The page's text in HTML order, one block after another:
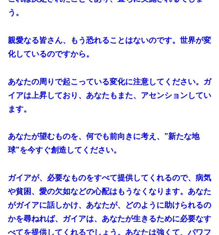
う。
親愛なる皆さん、もう恐れることはないのです。世界が変
化しているのですから。
あなたの周りで起こっている変化に注意してください。ガ
イアは上昇しており、あなたもまた、アセンションしてい
ます。
あなたが望むものを、何でも前向きに考え、”新たな地
球”を今すぐ創造してください。
ガイアが、必要なものをすべて提供してくれるので、病気
や貧困、愛の欠如などの心配はもうなくなります。あなた
がガイアに話しかけ、あなたが、どのように助けられるの
かを尋ねれば、ガイアは、あなたが生きるために必要なす
べてを提供してくれるでしょう。あなたは強くて、パワフ